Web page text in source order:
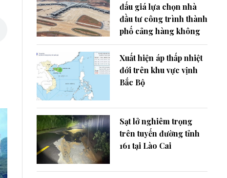
đấu giá lựa chọn nhà
đầu tư công trình thành
phố cảng hàng không
Xuất hiện áp thấp nhiệt
đới trên khu vực vịnh
Bắc Bộ
Sạt lở nghiêm trọng
trên tuyến đường tỉnh
161 tại Lào Cai